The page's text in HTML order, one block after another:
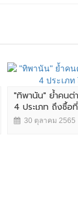
"ทิพานัน" ย้ำคนต่
4 ประเภท ถึงซื้อ
30 ตุลาคม 2565